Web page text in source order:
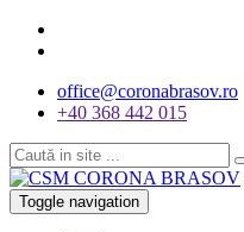
office@coronabrasov.ro
+40 368 442 015
Toggle navigation